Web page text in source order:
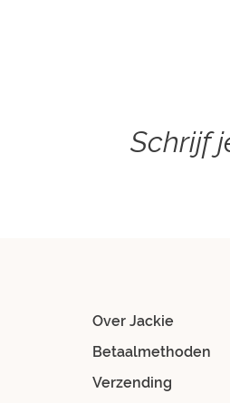
Schrijf
Over Jackie
Betaalmethoden
Verzending